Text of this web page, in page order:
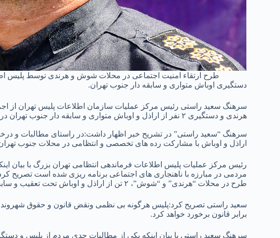
طرح ارتقاء امنیت اجتماعی در محلات شوش و هرندی توسط پلیس
دستگیری اوباش متواری و سابقه دار جنوب تهران.
سرهنگ سعید راستی رئیس مرکز عملیات سازمان اطلاعات پلیس تهران از
هرندی و دستگیری ۲ نفر از اراذل و اوباش متواری و سابقه دار جنوب تهران در این منطقه خبر داد.
سرهنگ “سعید راستی” در تشریح خبر اظهار داشت:در راستای مطالبات و
اراذل و اوباش با مشارکت رده های تخصصی و انتظامی در محلات جنوب
رئیس مرکز عملیات پلیس اطلاعات فرماندهی انتظامی تهران بزرگ با بیان
مردمی در مبارزه با ناهنجاری های اجتماعی برنامه ریزی شده است تصریح
طرح در محلات “هرندی” و “شوش”، ۲ تن از اراذل و اوباش تحت تعقیب و سابقه دار را شناسایی و دستگیر کردند.
سعید راستی تصریح کرد:پلیس هرگونه بی نظمی ونقض قانون و حقوق
برابر قانون برخورد خواهد کرد.
سرهنگ سعید راستی با بیان اینکه یکی از مطالبات جدی مردم از پلیس و